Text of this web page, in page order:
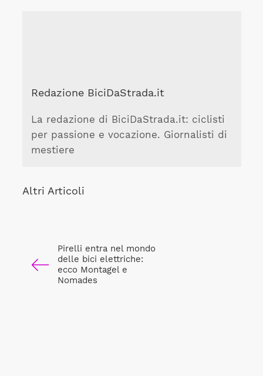
Redazione BiciDaStrada.it
La redazione di BiciDaStrada.it: ciclisti
per passione e vocazione. Giornalisti di
mestiere
Altri Articoli
Pirelli entra nel mondo
delle bici elettriche:
ecco Montagel e
Nomades